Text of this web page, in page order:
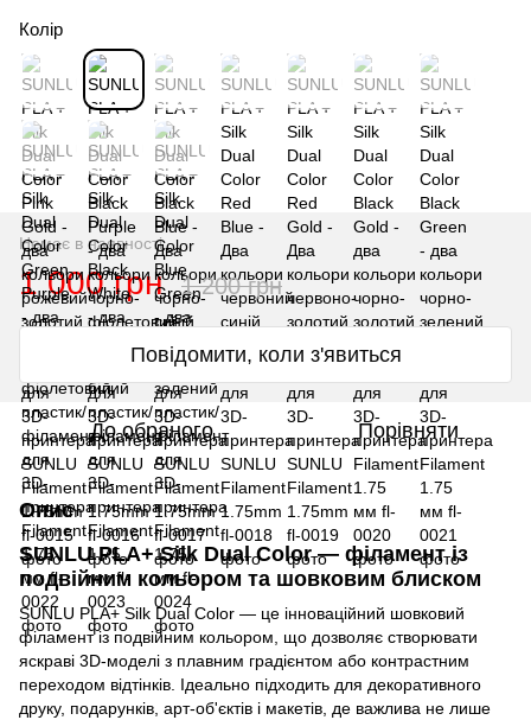
Колір
Немає в наявності
1 000 грн 1 200 грн
Повідомити, коли з'явиться
До обраного Порівняти
Опис
SUNLU PLA+ Silk Dual Color — філамент із
подвійним кольором та шовковим блиском
SUNLU PLA+ Silk Dual Color — це інноваційний шовковий
філамент із подвійним кольором, що дозволяє створювати
яскраві 3D-моделі з плавним градієнтом або контрастним
переходом відтінків. Ідеально підходить для декоративного
друку, подарунків, арт-об'єктів і макетів, де важлива не лише